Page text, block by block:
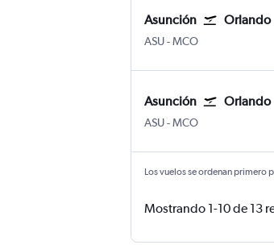
Asunción Orlando
ASU-MCO
Asunción Orlando
ASU-MCO
Los vuelos se ordenan primero
Mostrando 1-10 de 13